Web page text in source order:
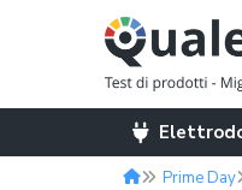
Prime Day